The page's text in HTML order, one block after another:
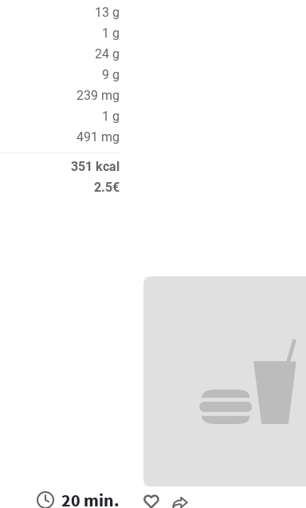
13 g
1 g
24 g
9 g
239 mg
1 g
491 mg
351 kcal
2.5€
20 min.